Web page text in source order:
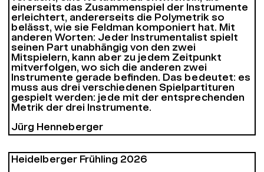
einerseits das Zusammenspiel der Instrumente
erleichtert, andererseits die Polymetrik so
belässt, wie sie Feldman komponiert hat. Mit
anderen Worten: Jeder Instrumentalist spielt
seinen Part unabhängig von den zwei
Mitspielern, kann aber zu jedem Zeitpunkt
mitverfolgen, wo sich die anderen zwei
Instrumente gerade befinden. Das bedeutet: es
muss aus drei verschiedenen Spielpartituren
gespielt werden: jede mit der entsprechenden
Metrik der drei Instrumente.
Jürg Henneberger
Heidelberger Frühling 2026